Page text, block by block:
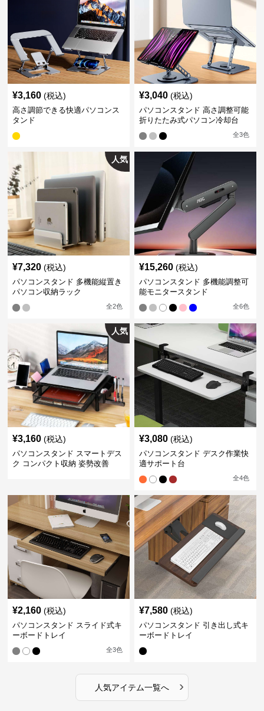
¥3,160 (税込)
高さ調節できる快適パソコンス
タンド
¥3,040 (税込)
パソコンスタンド 高さ調整可能
折りたたみ式パソコン冷却台
全3色
人気
¥7,320 (税込)
パソコンスタンド 多機能縦置き
パソコン収納ラック
全2色
¥15,260 (税込)
パソコンスタンド 多機能調整可
能モニタースタンド
全6色
人気
¥3,160 (税込)
パソコンスタンド スマートデス
ク コンパクト収納 姿勢改善
¥3,080 (税込)
パソコンスタンド デスク作業快
適サポート台
全4色
¥2,160 (税込)
パソコンスタンド スライド式キ
ーボードトレイ
全3色
¥7,580 (税込)
パソコンスタンド 引き出し式キ
ーボードトレイ
人気アイテム一覧へ ›